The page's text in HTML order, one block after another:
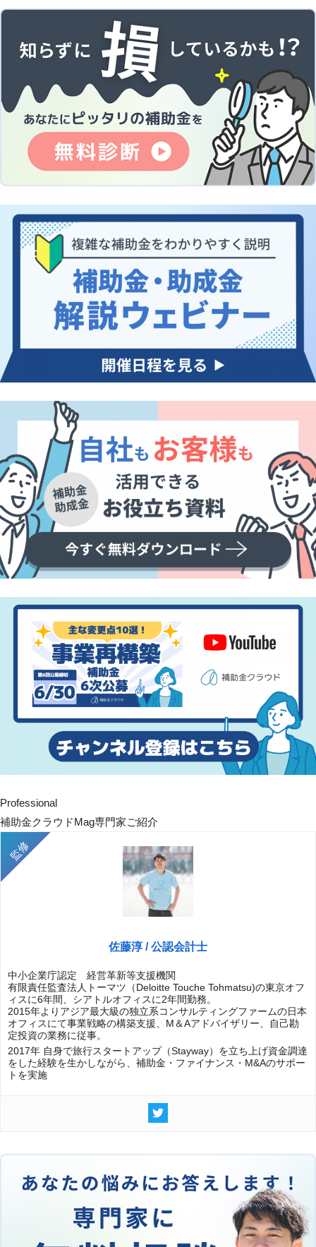
Professional
補助金クラウドMag専門家ご紹介
佐藤淳 / 公認会計士
中小企業庁認定 経営革新等支援機関
有限責任監査法人トーマツ（Deloitte Touche Tohmatsu)の東京オフ
ィスに6年間、シアトルオフィスに2年間勤務。
2015年よりアジア最大級の独立系コンサルティングファームの日本
オフィスにて事業戦略の構築支援、M＆Aアドバイザリー、自己勘
定投資の業務に従事。
2017年 自身で旅行スタートアップ（Stayway）を立ち上げ資金調達
をした経験を生かしながら、補助金・ファイナンス・M&Aのサポー
トを実施